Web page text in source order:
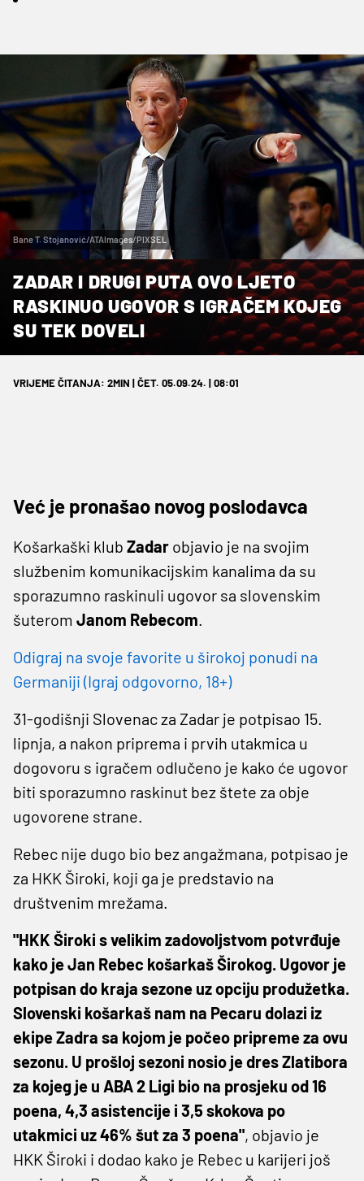
Bane T. Stojanović/ATAImages/PIXSEL
ZADAR I DRUGI PUTA OVO LJETO
RASKINUO UGOVOR S IGRAČEM KOJEG
SU TEK DOVELI
VRIJEME ČITANJA: 2MIN | ČET. 05.09.24. | 08:01
Već je pronašao novog poslodavca
Košarkaški klub Zadar objavio je na svojim
službenim komunikacijskim kanalima da su
sporazumno raskinuli ugovor sa slovenskim
šuterom Janom Rebecom
Odigraj na svoje favorite u širokoj ponudi na
Germaniji (Igraj odgovorno, 18+)
31-godišnji Slovenac za Zadar je potpisao 15.
lipnja, a nakon priprema i prvih utakmica u
dogovoru s igračem odlučeno je kako će ugovor
biti sporazumno raskinut bez štete za obje
ugovorene strane.
Rebec nije dugo bio bez angažmana, potpisao je
za HKK Široki, koji ga je predstavio na
društvenim mrežama.
"HKK Široki s velikim zadovoljstvom potvrđuje
kako je Jan Rebec košarkaš Širokog. Ugovor je
potpisan do kraja sezone uz opciju produžetka.
Slovenski košarkaš nam na Pecaru dolazi iz
ekipe Zadra sa kojom je počeo pripreme za ovu
sezonu. U prošloj sezoni nosio je dres Zlatibora
za kojeg je u ABA 2 Ligi bio na prosjeku od 16
poena, 4,3 asistencije i 3,5 skokova po
utakmici uz 46% šut za 3 poena", objavio je
HKK Široki i dodao kako je Rebec u karijeri još